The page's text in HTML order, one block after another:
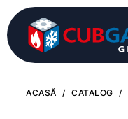
ACASĂ / CATALOG /